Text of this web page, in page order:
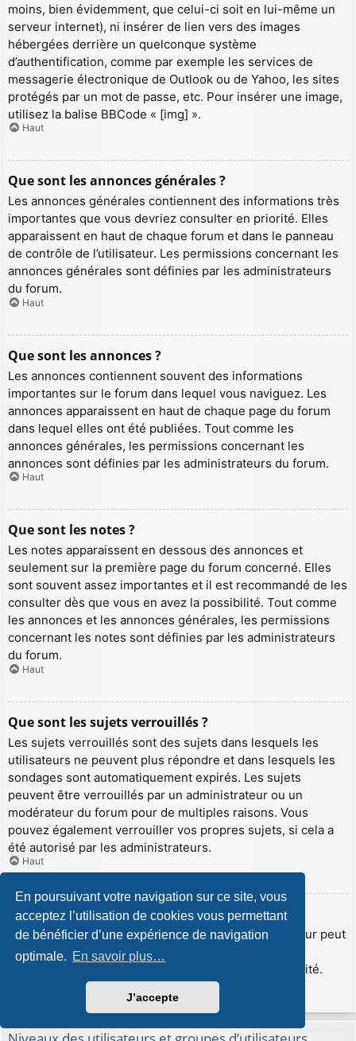
En poursuivant votre navigation sur ce site, vous
acceptez l’utilisation de cookies vous permettant
de bénéficier d’une expérience de navigation
optimale. En savoir plus…
J’accepte
moins, bien évidemment, que celui-ci soit en lui-même un
serveur internet), ni insérer de lien vers des images
hébergées derrière un quelconque système
d’authentification, comme par exemple les services de
messagerie électronique de Outlook ou de Yahoo, les sites
protégés par un mot de passe, etc. Pour insérer une image,
utilisez la balise BBCode « [img] ».
Haut
Que sont les annonces générales ?
Les annonces générales contiennent des informations très
importantes que vous devriez consulter en priorité. Elles
apparaissent en haut de chaque forum et dans le panneau
de contrôle de l’utilisateur. Les permissions concernant les
annonces générales sont définies par les administrateurs
du forum.
Haut
Que sont les annonces ?
Les annonces contiennent souvent des informations
importantes sur le forum dans lequel vous naviguez. Les
annonces apparaissent en haut de chaque page du forum
dans lequel elles ont été publiées. Tout comme les
annonces générales, les permissions concernant les
annonces sont définies par les administrateurs du forum.
Haut
Que sont les notes ?
Les notes apparaissent en dessous des annonces et
seulement sur la première page du forum concerné. Elles
sont souvent assez importantes et il est recommandé de les
consulter dès que vous en avez la possibilité. Tout comme
les annonces et les annonces générales, les permissions
concernant les notes sont définies par les administrateurs
du forum.
Haut
Que sont les sujets verrouillés ?
Les sujets verrouillés sont des sujets dans lesquels les
utilisateurs ne peuvent plus répondre et dans lesquels les
sondages sont automatiquement expirés. Les sujets
peuvent être verrouillés par un administrateur ou un
modérateur du forum pour de multiples raisons. Vous
pouvez également verrouiller vos propres sujets, si cela a
été autorisé par les administrateurs.
Haut
Que sont les icônes de sujet ?
Les icônes de sujet sont de petites images que l’auteur peut
insérer afin d’illustrer le contenu de son sujet. Les
administrateurs peuvent désactiver cette fonctionnalité.